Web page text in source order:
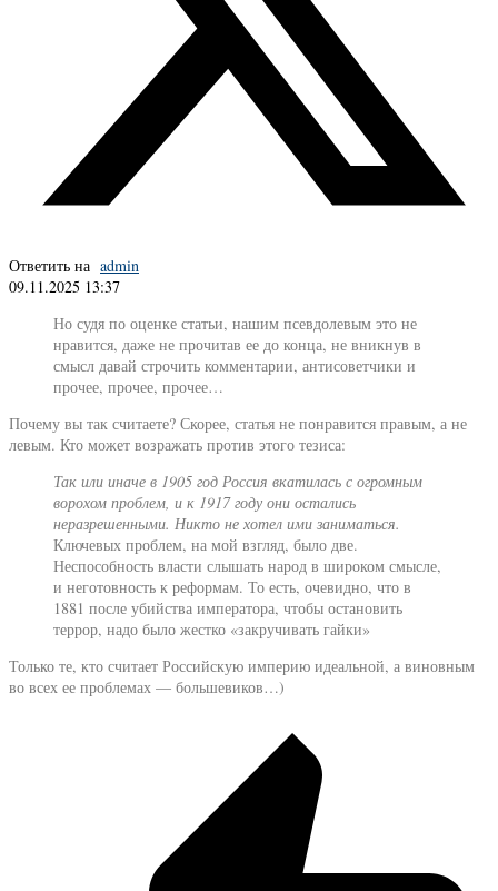
Ответить на admin
09.11.2025 13:37
Но судя по оценке статьи, нашим псевдолевым это не
нравится, даже не прочитав ее до конца, не вникнув в
смысл давай строчить комментарии, антисоветчики и
прочее, прочее, прочее…
Почему вы так считаете? Скорее, статья не понравится правым, а не
левым. Кто может возражать против этого тезиса:
Так или иначе в 1905 год Россия вкатилась с огромным
ворохом проблем, и к 1917 году они остались
неразрешенными. Никто не хотел ими заниматься.
Ключевых проблем, на мой взгляд, было две.
Неспособность власти слышать народ в широком смысле,
и неготовность к реформам. То есть, очевидно, что в
1881 после убийства императора, чтобы остановить
террор, надо было жестко «закручивать гайки»
Только те, кто считает Российскую империю идеальной, а виновным
во всех ее проблемах — большевиков…)